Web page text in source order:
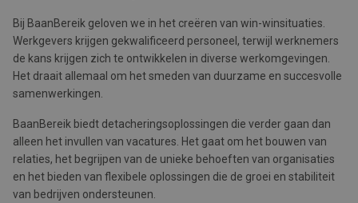
Bij BaanBereik geloven we in het creëren van win-winsituaties.
Werkgevers krijgen gekwalificeerd personeel, terwijl werknemers
de kans krijgen zich te ontwikkelen in diverse werkomgevingen.
Het draait allemaal om het smeden van duurzame en succesvolle
samenwerkingen.
BaanBereik biedt detacheringsoplossingen die verder gaan dan
alleen het invullen van vacatures. Het gaat om het bouwen van
relaties, het begrijpen van de unieke behoeften van organisaties
en het bieden van flexibele oplossingen die de groei en stabiliteit
van bedrijven ondersteunen.